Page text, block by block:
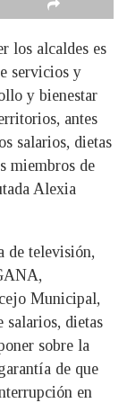
los alcaldes es
servicios y
y bienestar
antes
salarios, dietas
miembros de
Alexia
de televisión,
Municipal,
salarios, dietas
sobre la
de que
en